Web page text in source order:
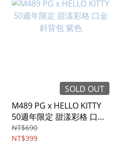
SOLD OUT
M489 PG x HELLO KITTY
50週年限定 甜漾彩格 口金
斜背包 紫色
NT$690
NT$399